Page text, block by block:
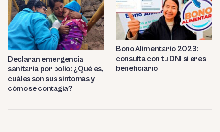
Declaran emergencia
sanitaria por polio: ¿Qué es,
cuáles son sus síntomas y
cómo se contagia?
Bono Alimentario 2023:
consulta con tu DNI si eres
beneficiario